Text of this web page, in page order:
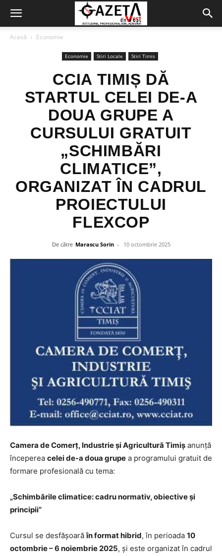
Acasă Economie
Economie Stiri Locale Stiri Timis
CCIA TIMIȘ DĂ
STARTUL CELEI DE-A
DOUA GRUPE A
CURSULUI GRATUIT
„SCHIMBĂRI
CLIMATICE”,
ORGANIZAT ÎN CADRUL
PROIECTULUI
FLEXCOP
De către Marascu Sorin - 10 octombrie 2025
Camera de Comerț, Industrie și Agricultură Timiș anunță
începerea celei de-a doua grupe a programului gratuit de
formare profesională cu tema:
„Schimbările climatice: cadru normativ, obiective și
principii”
Cursul se desfășoarăîn format hibrid, în perioada 10
octombrie – 6 noiembrie 2025, și este organizat în cadrul